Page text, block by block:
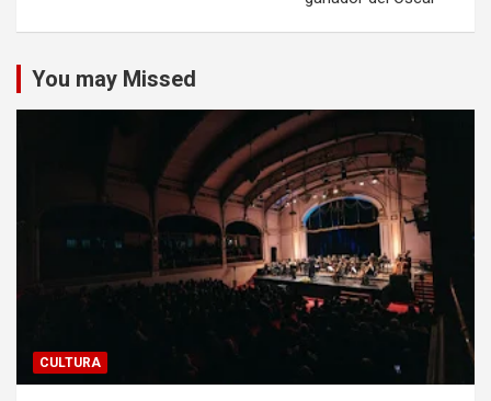
You may Missed
CULTURA